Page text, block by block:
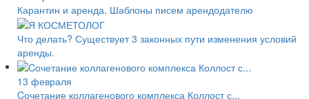
Карантин и аренда. Шаблоны писем арендодателю
Что делать? Существует 3 законных пути изменения условий
аренды.
13 февраля
Cочетание коллагенового комплекса Коллост с...